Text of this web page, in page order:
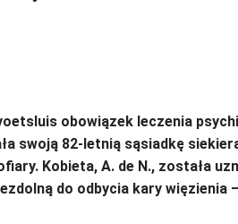
obowiązek leczenia
swoją 82-letnią sąsiadkę
Kobieta, A. de N., została
do odbycia kary więzienia